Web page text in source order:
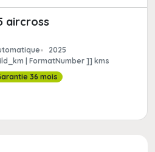
aircross
2025
| FormatNumber ]] kms
36 mois